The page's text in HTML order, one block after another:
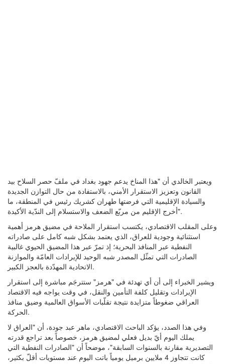
ويعتبر الخالدي أن "هذا المناخ يدعم جهود بغداد في ملفّ حصر السلاح بيد
القانون وتعزيز الاستقرار الأمني، بالاستفادة من حال التوازن الجديدة
والسيادة الإقليمية التي فرضتها طهران كشريك رئيس في المنطقة، ما
أخرج الإقليم من مربّع الضعف والاستسلام إلى الندّية الأكيدة".
وعلى المقلب الاقتصادي، يكتسب استقرار الملاحة في مضيق هرمز أهمية
استثنائية وجودية للعراق، الذي يعتمد بشكل شبه كامل على صادراته
النفطية عبر المنافذ البحرية؛ إذ تمرّ عبر هذا المضيق الحيوي غالبية
الصادرات التي تمثّل المصدر شبه الوحيد للإيرادات العامّة والموازنة
الاتحادية المهدّدة بالعجز الكبير.
ويشير الخبراء إلى أن أي تهدئة في "هرمز" ستترجَم مباشرة إلى استقرار
الإيرادات وتقليل كلفة التأمين والنقل، في وقت يواجه فيه الاقتصاد
العراقي ضغوطاً متزايدة نتيجة تقلّبات الأسواق العالمية وضيق منافذ
الحركة.
وفي هذا الصدد، يؤكد الباحث الاقتصادي، ماهر عبد جودة، أن "العراق لا
يملك اليوم أيّ بديل فعلي لمضيق هرمز، خصوصاً بعد تراجع قدرته
التصديرية مقارنة بالسنوات السابقة"، موضحاً أن "الصادرات النفطية التي
كانت تتجاوز 4 ملايين برميل يومياً باتت اليوم عند مستويات أقلّ بكثير،